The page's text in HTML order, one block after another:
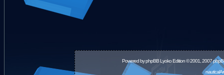
Powered byphpBBLyoko Edition © 2001, 2007